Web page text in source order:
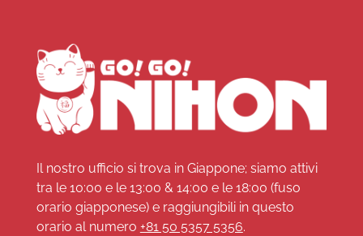
Il nostro ufficio si trova in Giappone; siamo attivi
tra le 10:00 e le 13:00 & 14:00 e le 18:00 (fuso
orario giapponese) e raggiungibili in questo
orario al numero +81 50 5357 5356.